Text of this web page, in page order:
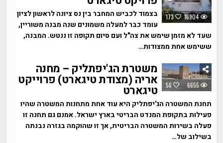
173 16904
בצמוד לכביש המחבר בין נס ציונה לראשון לציון
עומד כבר למעלה משמונים שנה מבנה משוריין,
שעד לא מזמן שימש את צה"ל ועם סיום תקופה זו ננטש. המבנה,
ששימש אחת ממצודות…
56 6655
משטרת הג'יפתליק – מחנה
אריה (מצודת טיגארט) פרוייקט
טיגארט
תחנת המשטרה הג'יפתליק היא עוד אחת מתחנות המשטרה שהיו
פעילות בתקופת המנדט הבריטי בארץ ישראל. אמנם גם תחנה זו
פעלה בשירות המשטרה הבריטית, אך זו שהוקמה בגזרה נבנתה
בשילוב של…